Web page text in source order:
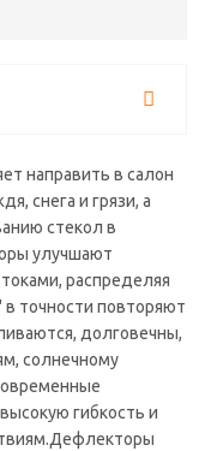
направить в салон
снега и грязи, а
стекол в
улучшают
распределяя
точности повторяют
долговечны,
солнечному
гибкость и